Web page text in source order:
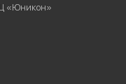
«Юникон»